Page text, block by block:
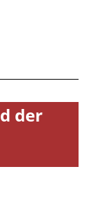
der
Landvolk
genutzt,
zu